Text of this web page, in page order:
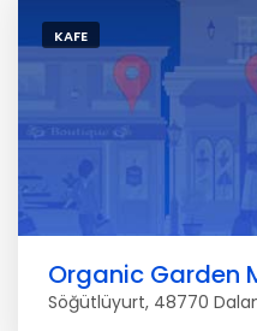
KAFE
Organic Garden
Söğütlüyurt, 48770